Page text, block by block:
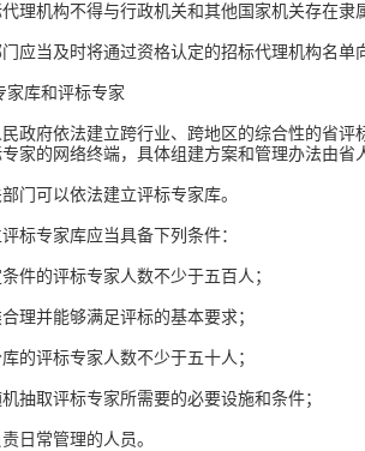
构不得与行政机关和其他国家机关存在隶属
当及时将通过资格认定的招标代理机构名单
和评标专家
依法建立跨行业、跨地区的综合性的省评
专家的网络终端，具体组建方案和管理办法由
可以依法建立评标专家库。
专家库应当具备下列条件：
的评标专家人数不少于五百人；
并能够满足评标的基本要求；
评标专家人数不少于五十人；
取评标专家所需要的必要设施和条件；
日常管理的人员。